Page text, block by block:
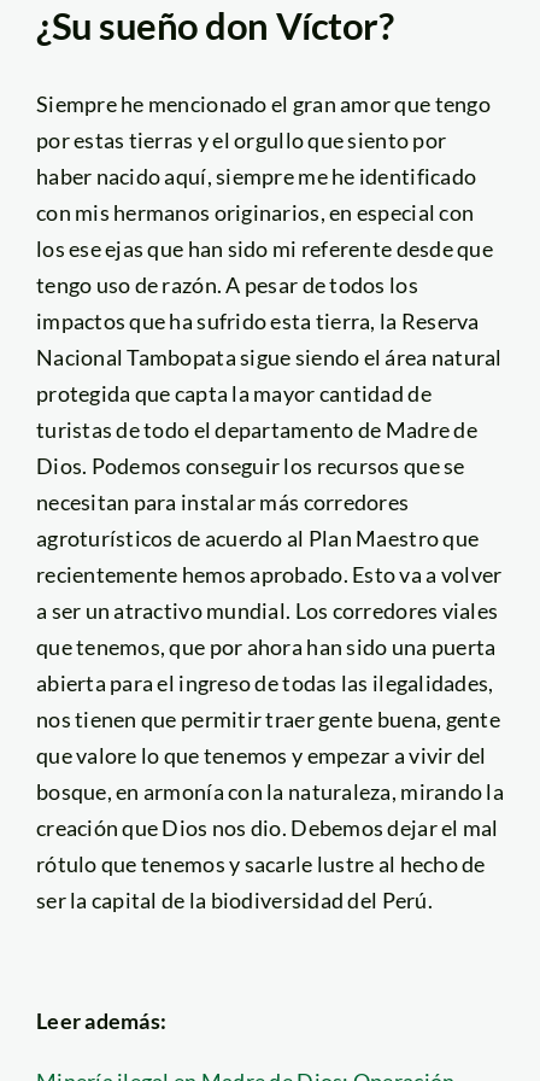
¿Su sueño don Víctor?
Siempre he mencionado el gran amor que tengo
por estas tierras y el orgullo que siento por
haber nacido aquí, siempre me he identificado
con mis hermanos originarios, en especial con
los ese ejas que han sido mi referente desde que
tengo uso de razón. A pesar de todos los
impactos que ha sufrido esta tierra, la Reserva
Nacional Tambopata sigue siendo el área natural
protegida que capta la mayor cantidad de
turistas de todo el departamento de Madre de
Dios. Podemos conseguir los recursos que se
necesitan para instalar más corredores
agroturísticos de acuerdo al Plan Maestro que
recientemente hemos aprobado. Esto va a volver
a ser un atractivo mundial. Los corredores viales
que tenemos, que por ahora han sido una puerta
abierta para el ingreso de todas las ilegalidades,
nos tienen que permitir traer gente buena, gente
que valore lo que tenemos y empezar a vivir del
bosque, en armonía con la naturaleza, mirando la
creación que Dios nos dio. Debemos dejar el mal
rótulo que tenemos y sacarle lustre al hecho de
ser la capital de la biodiversidad del Perú.
Leer además: